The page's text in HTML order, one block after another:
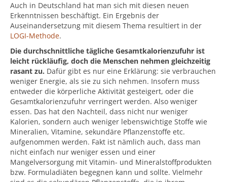
Auch in Deutschland hat man sich mit diesen neuen
Erkenntnissen beschäftigt. Ein Ergebnis der
Auseinandersetzung mit diesem Thema resultiert in der
LOGI-Methode.
Die durchschnittliche tägliche Gesamtkalorienzufuhr ist
leicht rückläufig, doch die Menschen nehmen gleichzeitig
rasant zu. Dafür gibt es nur eine Erklärung: sie verbrauchen
weniger Energie, als sie zu sich nehmen. Insofern muss
entweder die körperliche Aktivität gesteigert, oder die
Gesamtkalorienzufuhr verringert werden. Also weniger
essen. Das hat den Nachteil, dass nicht nur weniger
Kalorien, sondern auch weniger lebenswichtige Stoffe wie
Mineralien, Vitamine, sekundäre Pflanzenstoffe etc.
aufgenommen werden. Fakt ist nämlich auch, dass man
nicht einfach nur weniger essen und einer
Mangelversorgung mit Vitamin- und Mineralstoffprodukten
bzw. Formuladiäten begegnen kann und sollte. Vielmehr